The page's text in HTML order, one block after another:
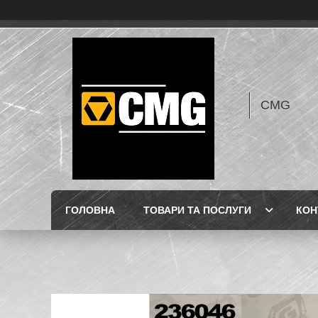
CMG
ГОЛОВНА ТОВАРИ ТА ПОСЛУГИ